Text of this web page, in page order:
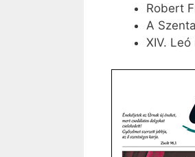
Robert
A
XIV.